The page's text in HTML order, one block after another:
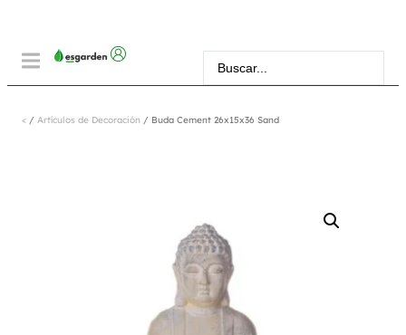
< / Artículos de Decoración / Buda Cement 26x15x36 Sand